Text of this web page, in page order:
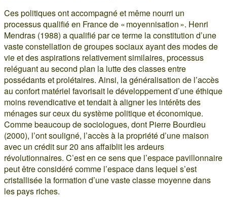
Ces politiques ont accompagné et même nourri un
processus qualifié en France de « moyennisation ». Henri
Mendras (1988) a qualifié par ce terme la constitution d’une
vaste constellation de groupes sociaux ayant des modes de
vie et des aspirations relativement similaires, processus
reléguant au second plan la lutte des classes entre
possédants et prolétaires. Ainsi, la généralisation de l’accès
au confort matériel favorisait le développement d’une éthique
moins revendicative et tendait à aligner les intérêts des
ménages sur ceux du système politique et économique.
Comme beaucoup de sociologues, dont Pierre Bourdieu
(2000), l’ont souligné, l’accès à la propriété d’une maison
avec un crédit sur 20 ans affaiblit les ardeurs
révolutionnaires. C’est en ce sens que l’espace pavillonnaire
peut être considéré comme l’espace dans lequel s’est
cristallisée la formation d’une vaste classe moyenne dans
les pays riches.